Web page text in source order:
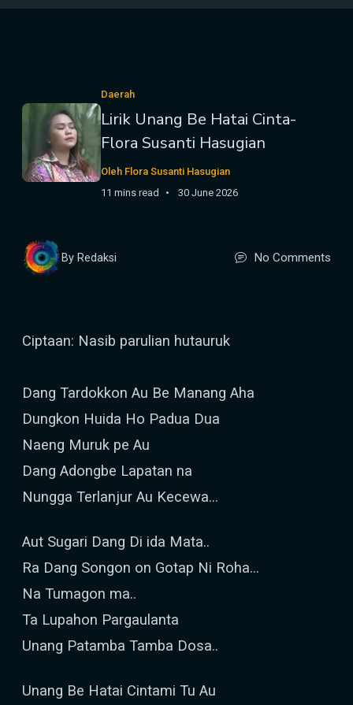
Daerah
Lirik Unang Be Hatai Cinta-
Flora Susanti Hasugian
Oleh Flora Susanti Hasugian
11 mins read
30 June 2026
By Redaksi No Comments
Ciptaan: Nasib parulian hutauruk
Dang Tardokkon Au Be Manang Aha
Dungkon Huida Ho Padua Dua
Naeng Muruk pe Au
Dang Adongbe Lapatan na
Nungga Terlanjur Au Kecewa...
Aut Sugari Dang Di ida Mata..
Ra Dang Songon on Gotap Ni Roha...
Na Tumagon ma..
Ta Lupahon Pargaulanta
Unang Patamba Tamba Dosa..
Unang Be Hatai Cintami Tu Au